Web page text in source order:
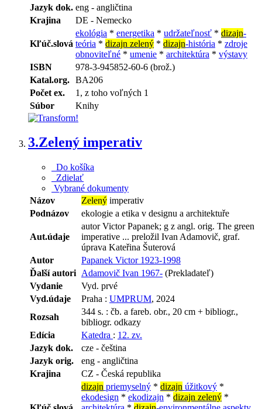
Jazyk dok. eng - angličtina
Krajina
DE - Nemecko
Kľúč.slová
ekológia * energetika * udržateľnosť * dizajn-
teória * dizajn zelený * dizajn-história * zdroje
obnoviteľné * umenie * architektúra * výstavy
ISBN
978-3-945852-60-6 (brož.)
Katal.org. BA206
Počet ex.
1, z toho voľných 1
Súbor
Knihy
3.Zelený imperativ
Do košíka
Zdielať
Vybrané dokumenty
Názov
Zelený imperativ
Podnázov
ekologie a etika v designu a architektuře
Aut.údaje
autor Victor Papanek; g z angl. orig. The green
imperative ... preložil Ivan Adamovič, graf.
úprava Kateřina Šuterová
Autor
Papanek Victor 1923-1998
Ďalší autori Adamovič Ivan 1967- (Prekladateľ)
Vydanie
Vyd. prvé
Vyd.údaje
Praha : UMPRUM, 2024
Rozsah
344 s. : čb. a fareb. obr., 20 cm + bibliogr.,
bibliogr. odkazy
Edícia
Katedra : 12. zv.
Jazyk dok.
cze - čeština
Jazyk orig.
eng - angličtina
Krajina
CZ - Česká republika
dizajn priemyselný * dizajn úžitkový *
ekodesign * ekodizajn * dizajn zelený *